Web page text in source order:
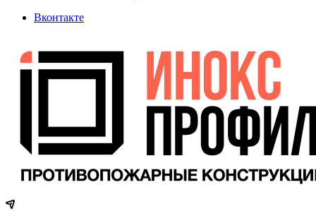
Вконтакте